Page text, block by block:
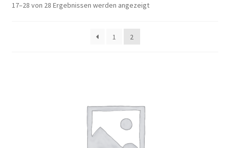
17–28 von 28 Ergebnissen werden angezeigt
1 2